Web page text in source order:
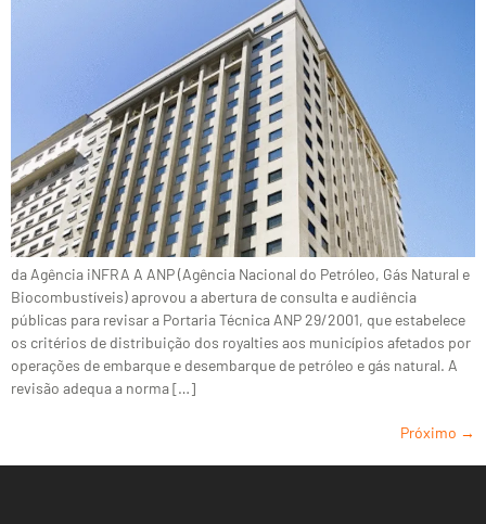
da Agência iNFRA A ANP (Agência Nacional do Petróleo, Gás Natural e
Biocombustíveis) aprovou a abertura de consulta e audiência
públicas para revisar a Portaria Técnica ANP 29/2001, que estabelece
os critérios de distribuição dos royalties aos municípios afetados por
operações de embarque e desembarque de petróleo e gás natural. A
revisão adequa a norma […]
Próximo →